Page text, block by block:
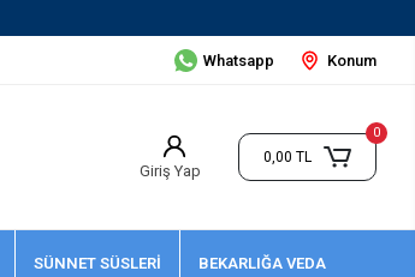
Whatsapp Konum
Giriş Yap
0
0,00 TL
SÜNNET SÜSLERİ BEKARLIĞA VEDA